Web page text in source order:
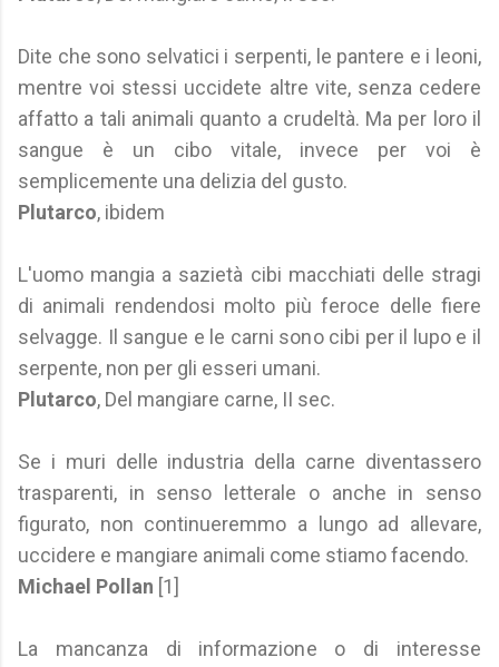
Dite che sono selvatici i serpenti, le pantere e i leoni,
mentre voi stessi uccidete altre vite, senza cedere
affatto a tali animali quanto a crudeltà. Ma per loro il
sangue è un cibo vitale, invece per voi è
semplicemente una delizia del gusto.
Plutarco, ibidem
L'uomo mangia a sazietà cibi macchiati delle stragi
di animali rendendosi molto più feroce delle fiere
selvagge. Il sangue e le carni sono cibi per il lupo e il
serpente, non per gli esseri umani.
Plutarco, Del mangiare carne, II sec.
Se i muri delle industria della carne diventassero
trasparenti, in senso letterale o anche in senso
figurato, non continueremmo a lungo ad allevare,
uccidere e mangiare animali come stiamo facendo.
Michael Pollan [1]
La mancanza di informazione o di interesse